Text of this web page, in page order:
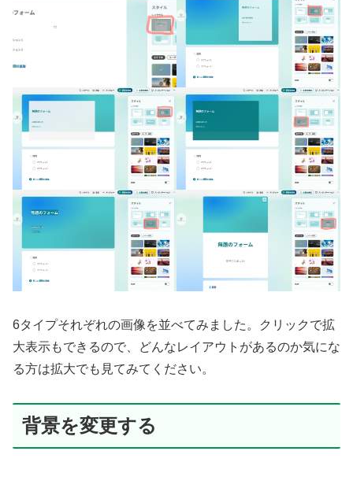
6タイプそれぞれの画像を並べてみました。クリックで拡
大表示もできるので、どんなレイアウトがあるのか気にな
る方は拡大でも見てみてください。
背景を変更する